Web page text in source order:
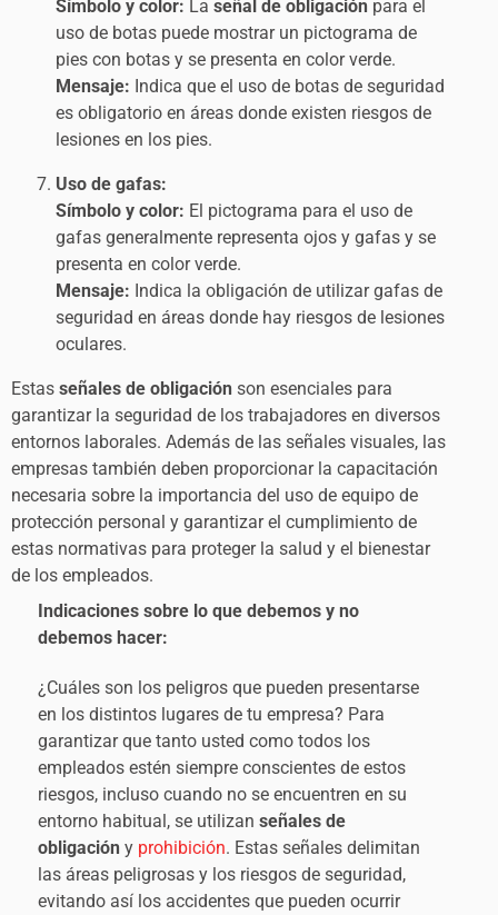
Símbolo y color: La señal de obligación para el
uso de botas puede mostrar un pictograma de
pies con botas y se presenta en color verde.
Mensaje: Indica que el uso de botas de seguridad
es obligatorio en áreas donde existen riesgos de
lesiones en los pies.
Uso de gafas:
Símbolo y color: El pictograma para el uso de
gafas generalmente representa ojos y gafas y se
presenta en color verde.
Mensaje: Indica la obligación de utilizar gafas de
seguridad en áreas donde hay riesgos de lesiones
oculares.
Estas señales de obligación son esenciales para
garantizar la seguridad de los trabajadores en diversos
entornos laborales. Además de las señales visuales, las
empresas también deben proporcionar la capacitación
necesaria sobre la importancia del uso de equipo de
protección personal y garantizar el cumplimiento de
estas normativas para proteger la salud y el bienestar
de los empleados.
Indicaciones sobre lo que debemos y no
debemos hacer:
¿Cuáles son los peligros que pueden presentarse
en los distintos lugares de tu empresa? Para
garantizar que tanto usted como todos los
empleados estén siempre conscientes de estos
riesgos, incluso cuando no se encuentren en su
entorno habitual, se utilizan señales de
obligación y prohibición. Estas señales delimitan
las áreas peligrosas y los riesgos de seguridad,
evitando así los accidentes que pueden ocurrir